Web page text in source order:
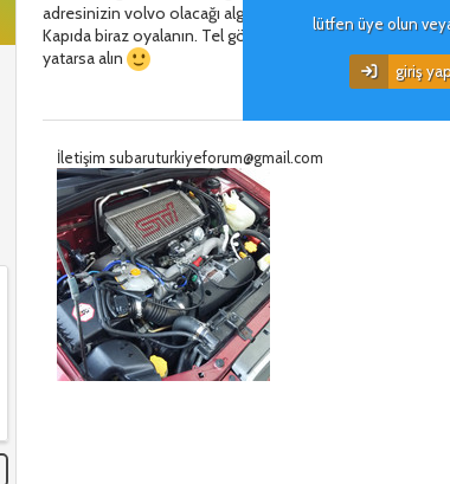
lütfen üye olun
giriş
Octavia 2016
adresinizin volvo olacağı algısını subaru temsilcisine
Kapıda biraz oyalanın. Tel görüşmesi yapin. Sonra
yatarsa alın
İletişim subaruturkiyeforum@gmail.com